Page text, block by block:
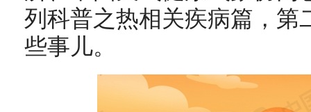
列科普之热相关疾病篇，第
些事儿。